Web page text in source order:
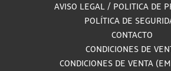
AVISO LEGAL / POLITICA DE
POLÍTICA DE
CONTACTO
CONDICIONES DE
CONDICIONES DE VENTA